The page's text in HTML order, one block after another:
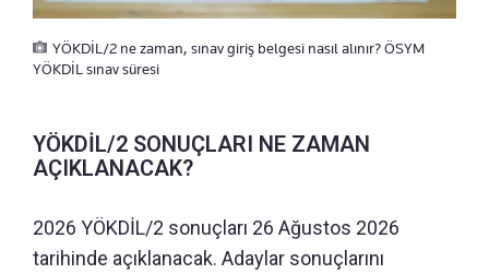
YÖKDİL/2 ne zaman, sınav giriş belgesi nasıl alınır? ÖSYM
YÖKDİL sınav süresi
YÖKDİL/2 SONUÇLARI NE ZAMAN
AÇIKLANACAK?
2026 YÖKDİL/2 sonuçları 26 Ağustos 2026
tarihinde açıklanacak. Adaylar sonuçlarını